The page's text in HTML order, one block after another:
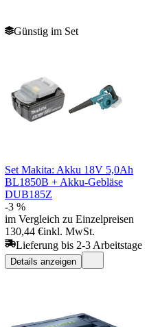
Günstig im Set
Set Makita: Akku 18V 5,0Ah
BL1850B + Akku-Gebläse
DUB185Z
-3 %
im Vergleich zu Einzelpreisen
130,44 €inkl. MwSt.
Lieferung bis 2-3 Arbeitstage
Details anzeigen